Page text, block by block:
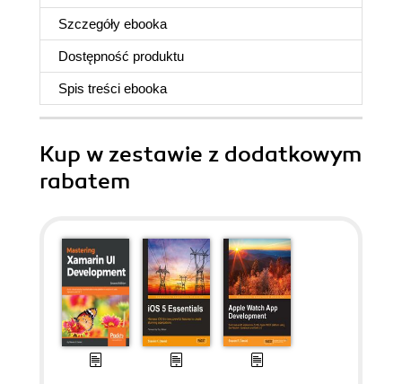
Szczegóły ebooka
Dostępność produktu
Spis treści ebooka
Kup w zestawie z dodatkowym
rabatem